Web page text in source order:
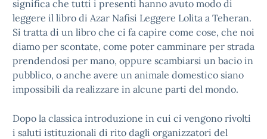
significa che tutti i presenti hanno avuto modo di
leggere il libro di Azar Nafisi Leggere Lolita a Teheran.
Si tratta di un libro che ci fa capire come cose, che noi
diamo per scontate, come poter camminare per strada
prendendosi per mano, oppure scambiarsi un bacio in
pubblico, o anche avere un animale domestico siano
impossibili da realizzare in alcune parti del mondo.
Dopo la classica introduzione in cui ci vengono rivolti
i saluti istituzionali di rito dagli organizzatori del